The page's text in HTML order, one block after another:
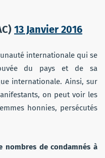
13 Janvier 2016
internationale qui se
du pays et de sa
internationale. Ainsi, sur
on peut voir les
honnies, persécutés
nombres de condamnés à